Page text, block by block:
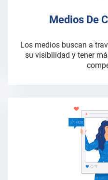
Medios De
Los medios buscan a
su visibilidad y tener